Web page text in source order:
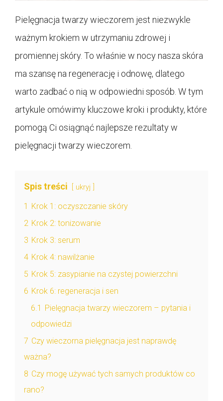
Pielęgnacja twarzy wieczorem jest niezwykle
ważnym krokiem w utrzymaniu zdrowej i
promiennej skóry. To właśnie w nocy nasza skóra
ma szansę na regenerację i odnowę, dlatego
warto zadbać o nią w odpowiedni sposób. W tym
artykule omówimy kluczowe kroki i produkty, które
pomogą Ci osiągnąć najlepsze rezultaty w
pielęgnacji twarzy wieczorem.
Spis treści ukryj
1 Krok 1: oczyszczanie skóry
2 Krok 2: tonizowanie
3 Krok 3: serum
4 Krok 4: nawilżanie
5 Krok 5: zasypianie na czystej powierzchni
6 Krok 6: regeneracja i sen
6.1 Pielęgnacja twarzy wieczorem – pytania i
odpowiedzi
7 Czy wieczorna pielęgnacja jest naprawdę
ważna?
8 Czy mogę używać tych samych produktów co
rano?